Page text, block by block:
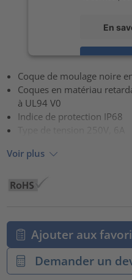
En
powered byUsercentrics
Coque de moulage noire
Coques en matériau
à UL94 V0
Indice de protection IP68
Voir plus
Ajouter aux
Demander un